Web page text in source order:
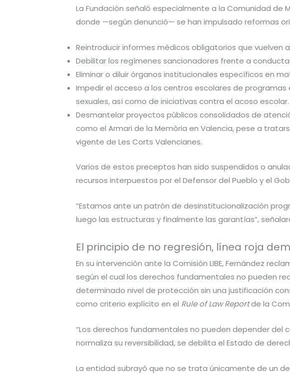
La Fundación señaló especialmente a la Comunidad de
donde —según denunció— se han impulsado reformas
Reintroducir informes médicos obligatorios que vuelven
Debilitar los regímenes sancionadores frente a
Eliminar o diluir órganos institucionales específicos en
Impedir el acceso a los centros escolares de
sexuales, así como de iniciativas contra el acoso escolar.
Desmantelar proyectos públicos consolidados de
como el Armari de la Memòria en Valencia, pese a
vigente de Les Corts Valencianes.
Varios de estos preceptos han sido suspendidos o
recursos interpuestos por el Defensor del Pueblo y el
“Estamos ante un patrón de desinstitucionalización
luego las estructuras y finalmente las garantías”,
El principio de no regresión, línea roja
En su intervención ante la Comisión LIBE, Fernández
según el cual los derechos fundamentales no pueden
determinado nivel de protección sin una justificación
como criterio explícito en el Rule of Law Reportde la
“Los derechos fundamentales no pueden depender del
normaliza su reversibilidad, se debilita el Estado de
La entidad subrayó que no se trata únicamente de un